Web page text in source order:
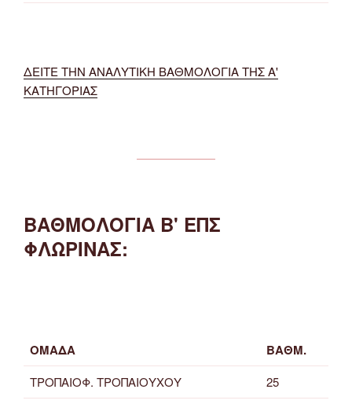
ΔΕΙΤΕ ΤΗΝ ΑΝΑΛΥΤΙΚΗ ΒΑΘΜΟΛΟΓΙΑ ΤΗΣ Α'
ΚΑΤΗΓΟΡΙΑΣ
ΒΑΘΜΟΛΟΓΙΑ Β' ΕΠΣ
ΦΛΩΡΙΝΑΣ:
ΟΜΑΔΑ ΒΑΘΜ.
ΤΡΟΠΑΙΟΦ. ΤΡΟΠΑΙΟΥΧΟΥ
25